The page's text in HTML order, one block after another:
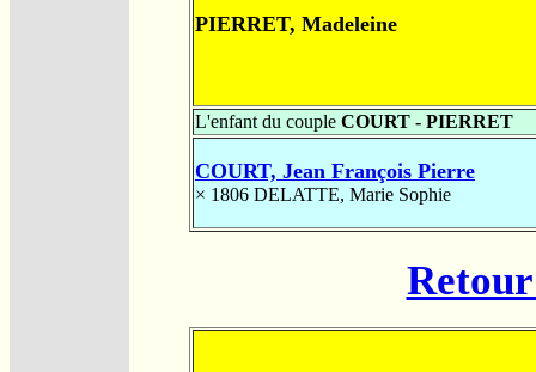
PIERRET, Madeleine
L'enfant du couple COURT - PIERRET
COURT, Jean François Pierre
× 1806 DELATTE, Marie Sophie